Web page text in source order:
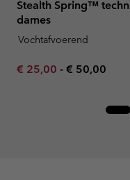
Stealth Spring™
dames
Vochtafvoerend
Minimum sale price:
€ 25,00 - Maximum
€ 50,00